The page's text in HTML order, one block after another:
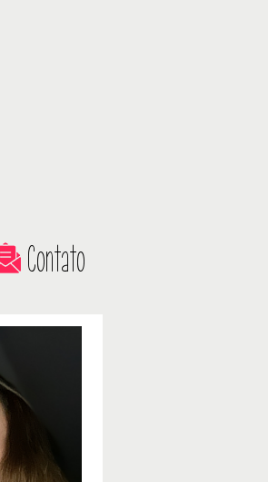
Contato